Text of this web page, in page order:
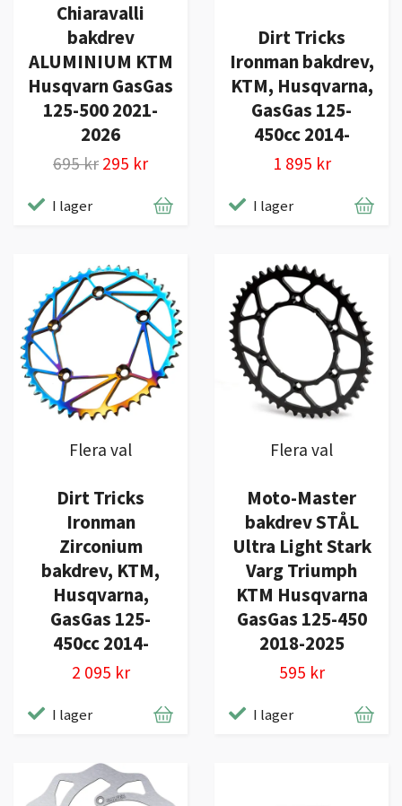
Chiaravalli
bakdrev
ALUMINIUM KTM
Husqvarn GasGas
125-500 2021-
2026
695 kr 295 kr
I lager
Dirt Tricks
Ironman bakdrev,
KTM, Husqvarna,
GasGas 125-
450cc 2014-
1 895 kr
I lager
Flera val
Dirt Tricks
Ironman
Zirconium
bakdrev, KTM,
Husqvarna,
GasGas 125-
450cc 2014-
2 095 kr
I lager
Flera val
Moto-Master
bakdrev STÅL
Ultra Light Stark
Varg Triumph
KTM Husqvarna
GasGas 125-450
2018-2025
595 kr
I lager